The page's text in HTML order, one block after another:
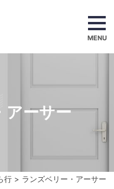
MENU
行> ランズベリー・アーサー
アーサー